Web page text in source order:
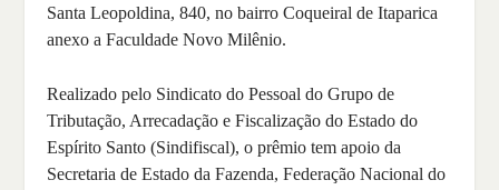
Santa Leopoldina, 840, no bairro Coqueiral de Itaparica
anexo a Faculdade Novo Milênio.
Realizado pelo Sindicato do Pessoal do Grupo de
Tributação, Arrecadação e Fiscalização do Estado do
Espírito Santo (Sindifiscal), o prêmio tem apoio da
Secretaria de Estado da Fazenda, Federação Nacional do